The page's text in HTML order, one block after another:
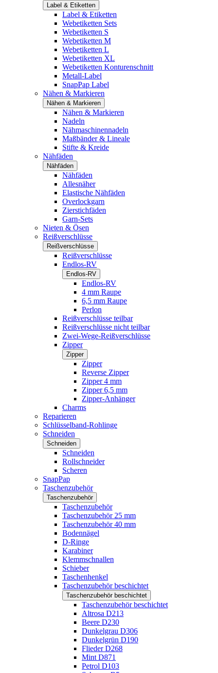
Label & Etiketten
Label & Etiketten
Webetiketten Sets
Webetiketten S
Webetiketten M
Webetiketten L
Webetiketten XL
Webetiketten Konturenschnitt
Metall-Label
SnapPap Label
Nähen & Markieren
Nähen & Markieren
Nähen & Markieren
Nadeln
Nähmaschinennadeln
Maßbänder & Lineale
Stifte & Kreide
Nähfäden
Nähfäden
Nähfäden
Allesnäher
Elastische Nähfäden
Overlockgarn
Zierstichfäden
Garn-Sets
Nieten & Ösen
Reißverschlüsse
Reißverschlüsse
Reißverschlüsse
Endlos-RV
Endlos-RV
Endlos-RV
4 mm Raupe
6,5 mm Raupe
Perlon
Reißverschlüsse teilbar
Reißverschlüsse nicht teilbar
Zwei-Wege-Reißverschlüsse
Zipper
Zipper
Zipper
Reverse Zipper
Zipper 4 mm
Zipper 6,5 mm
Zipper-Anhänger
Charms
Reparieren
Schlüsselband-Rohlinge
Schneiden
Schneiden
Schneiden
Rollschneider
Scheren
SnapPap
Taschenzubehör
Taschenzubehör
Taschenzubehör
Taschenzubehör 25 mm
Taschenzubehör 40 mm
Bodennägel
D-Ringe
Karabiner
Klemmschnallen
Schieber
Taschenhenkel
Taschenzubehör beschichtet
Taschenzubehör beschichtet
Taschenzubehör beschichtet
Altrosa D213
Beere D230
Dunkelgrau D306
Dunkelgrün D190
Flieder D268
Mint D871
Petrol D103